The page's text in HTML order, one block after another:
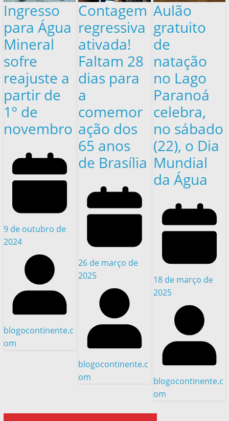
Ingresso
para Água
Mineral
sofre
reajuste a
partir de
1º de
novembro
9 de outubro de
2024
blogocontinente.c
om
Contagem
regressiva
ativada!
Faltam 28
dias para
a
comemor
ação dos
65 anos
de Brasília
26 de março de
2025
blogocontinente.c
om
Aulão
gratuito
de
natação
no Lago
Paranoá
celebra,
no sábado
(22), o Dia
Mundial
da Água
18 de março de
2025
blogocontinente.c
om